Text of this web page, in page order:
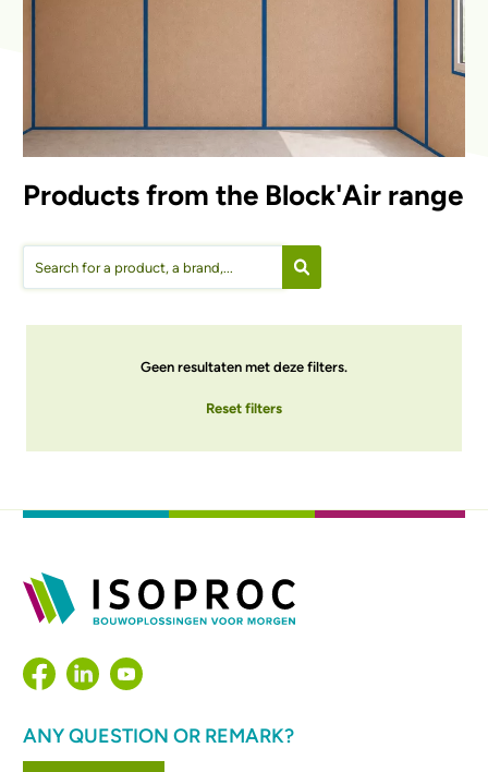
Products from the Block'Air range
Geen resultaten met deze filters.
Reset filters
ANY QUESTION OR REMARK?